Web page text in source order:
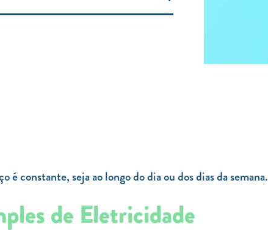
constante, seja ao longo do dia ou dos dias da semana.
de Eletricidade